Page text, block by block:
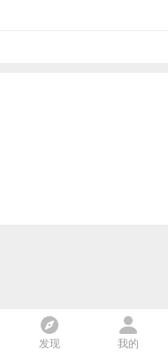
发现 我的